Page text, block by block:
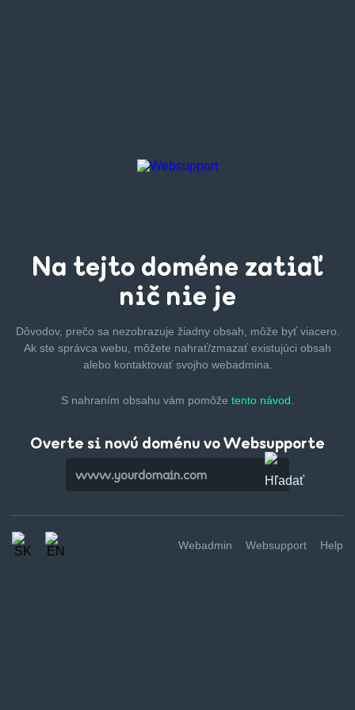
Na tejto doméne zatiaľ
nič nie je
Dôvodov, prečo sa nezobrazuje žiadny obsah, môže byťviacero.
Ak ste správca webu, môžete nahrať/zmazaťexistujúci obsah
alebo kontaktovať svojho webadmina.
S nahraním obsahu vám pomôže tento návod.
Overte si novú doménu vo Websupporte
Webadmin Websupport Help